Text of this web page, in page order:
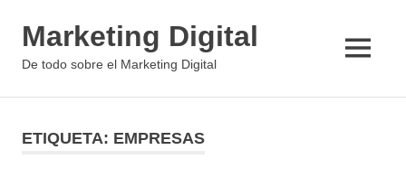
Marketing Digital
De todo sobre el Marketing Digital
MENÚ
ETIQUETA: EMPRESAS